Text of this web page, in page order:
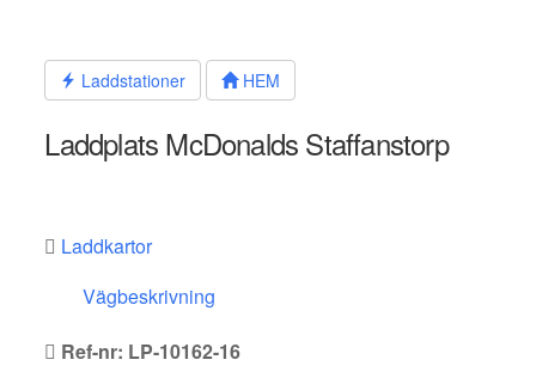
innehållet Laddstationer HEM
Laddplats McDonalds Staffanstorp
Laddkartor
Vägbeskrivning
Ref-nr: LP-10162-16